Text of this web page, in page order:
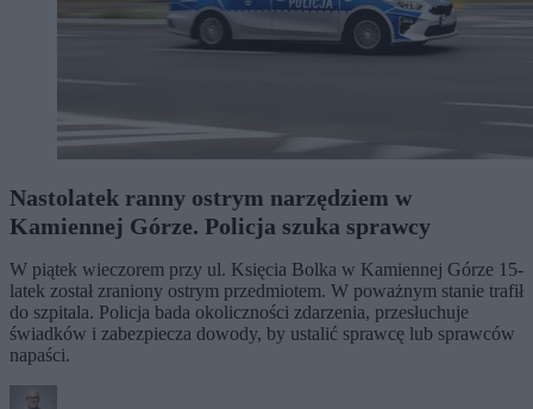
Nastolatek ranny ostrym narzędziem w
Kamiennej Górze. Policja szuka sprawcy
W piątek wieczorem przy ul. Księcia Bolka w Kamiennej Górze 15-
latek został zraniony ostrym przedmiotem. W poważnym stanie trafił
do szpitala. Policja bada okoliczności zdarzenia, przesłuchuje
świadków i zabezpiecza dowody, by ustalić sprawcę lub sprawców
napaści.